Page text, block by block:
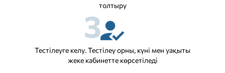
толтыру
3
Тестілеуге келу. Тестілеу орны, күні мен уақыты
жеке кабинетте көрсетіледі